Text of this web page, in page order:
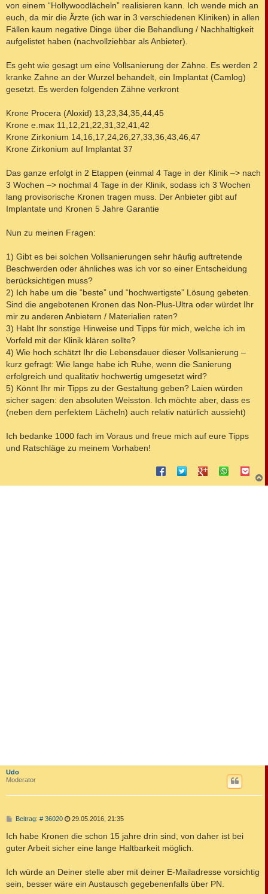
von einem “Hollywoodlächeln” realisieren kann. Ich wende mich an
euch, da mir die Ärzte (ich war in 3 verschiedenen Kliniken) in allen
Fällen kaum negative Dinge über die Behandlung / Nachhaltigkeit
aufgelistet haben (nachvollziehbar als Anbieter).
Es geht wie gesagt um eine Vollsanierung der Zähne. Es werden 2
kranke Zahne an der Wurzel behandelt, ein Implantat (Camlog)
gesetzt. Es werden folgenden Zähne verkront
Krone Procera (Aloxid) 13,23,34,35,44,45
Krone e.max 11,12,21,22,31,32,41,42
Krone Zirkonium 14,16,17,24,26,27,33,36,43,46,47
Krone Zirkonium auf Implantat 37
Das ganze erfolgt in 2 Etappen (einmal 4 Tage in der Klinik –> nach
3 Wochen –> nochmal 4 Tage in der Klinik, sodass ich 3 Wochen
lang provisorische Kronen tragen muss. Der Anbieter gibt auf
Implantate und Kronen 5 Jahre Garantie
Nun zu meinen Fragen:
1) Gibt es bei solchen Vollsanierungen sehr häufig auftretende
Beschwerden oder ähnliches was ich vor so einer Entscheidung
berücksichtigen muss?
2) Ich habe um die “beste” und “hochwertigste” Lösung gebeten.
Sind die angebotenen Kronen das Non-Plus-Ultra oder würdet Ihr
mir zu anderen Anbietern / Materialien raten?
3) Habt Ihr sonstige Hinweise und Tipps für mich, welche ich im
Vorfeld mit der Klinik klären sollte?
4) Wie hoch schätzt Ihr die Lebensdauer dieser Vollsanierung –
kurz gefragt: Wie lange habe ich Ruhe, wenn die Sanierung
erfolgreich und qualitativ hochwertig umgesetzt wird?
5) Könnt Ihr mir Tipps zu der Gestaltung geben? Laien würden
sicher sagen: den absoluten Weisston. Ich möchte aber, dass es
(neben dem perfektem Lächeln) auch relativ natürlich aussieht)
Ich bedanke 1000 fach im Voraus und freue mich auf eure Tipps
und Ratschläge zu meinem Vorhaben!
a
Udo
Moderator
Beitrag: # 36020B
i
t
r
29.05.2016, 21:35
Ich habe Kronen die schon 15 jahre drin sind, von daher ist bei
guter Arbeit sicher eine lange Haltbarkeit möglich.
Ich würde an Deiner stelle aber mit deiner E-Mailadresse vorsichtig
sein, besser wäre ein Austausch gegebenenfalls über PN.